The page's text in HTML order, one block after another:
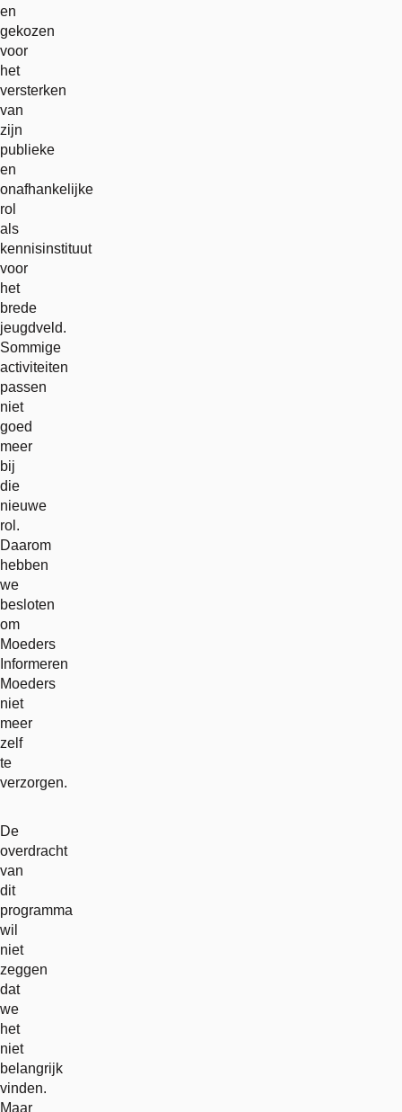
en
gekozen
voor
het
versterken
van
zijn
publieke
en
onafhankelijke
rol
als
kennisinstituut
voor
het
brede
jeugdveld.
Sommige
activiteiten
passen
niet
goed
meer
bij
die
nieuwe
rol.
Daarom
hebben
we
besloten
om
Moeders
Informeren
Moeders
niet
meer
zelf
te
verzorgen.
De
overdracht
van
dit
programma
wil
niet
zeggen
dat
we
het
niet
belangrijk
vinden.
Maar